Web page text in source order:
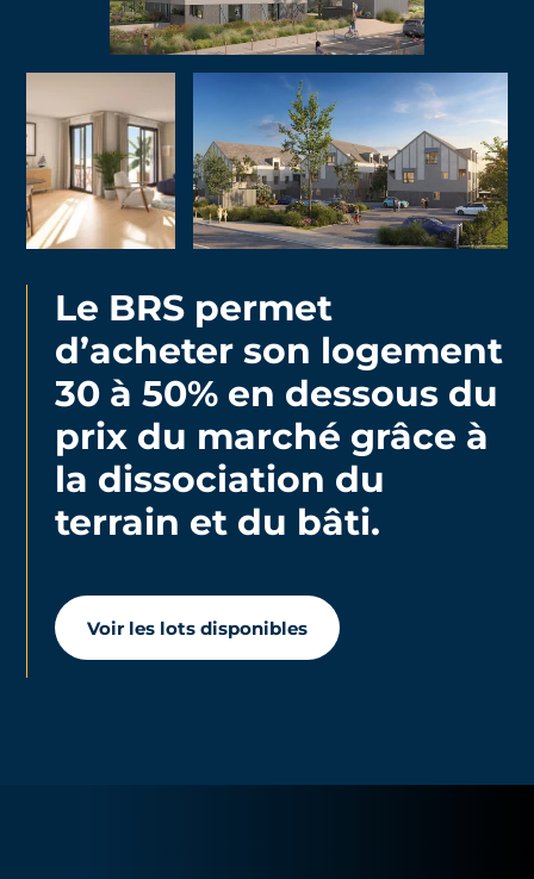
Le BRS permet
d’acheter son logement
30 à 50% en dessous du
prix du marché grâce à
la dissociation du
terrain et du bâti.
Voir les lots disponibles